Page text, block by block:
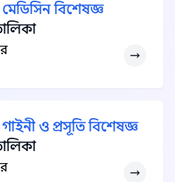
মেডিসিন বিশেষজ্ঞ
গাইনী ও প্রসূতি বিশেষজ্ঞ